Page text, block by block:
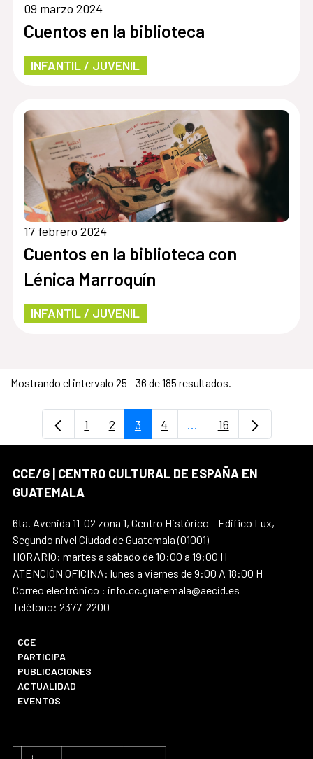
09 marzo 2024
Cuentos en la biblioteca
INFANTIL / JUVENIL
17 febrero 2024
Cuentos en la biblioteca con
Lénica Marroquín
INFANTIL / JUVENIL
Mostrando el intervalo 25 - 36 de 185 resultados.
Página
1 Página
2 Página
3 Página
4 ...Páginas intermedias
Página
16
CCE/G | CENTRO CULTURAL DE ESPAÑA EN
GUATEMALA
6ta. Avenida 11-02 zona 1, Centro Histórico – Edifico Lux,
Segundo nivel Ciudad de Guatemala (01001)
HORARIO: martes a sábado de 10:00 a 19:00 H
ATENCIÓN OFICINA: lunes a viernes de 9:00 A 18:00 H
Correo electrónico : info.cc.guatemala@aecid.es
Teléfono: 2377-2200
CCE
PARTICIPA
PUBLICACIONES
ACTUALIDAD
EVENTOS